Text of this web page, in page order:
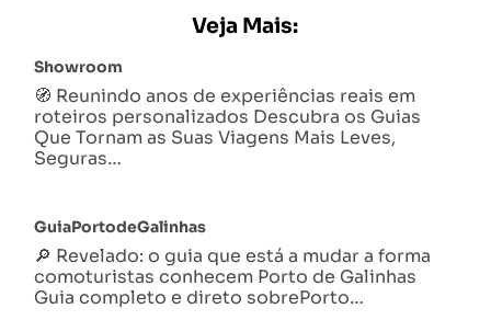
Veja Mais:
Showroom
🧭 Reunindo anos de experiências reais em
roteiros personalizados Descubra os Guias
Que Tornam as Suas Viagens Mais Leves,
Seguras…
GuiaPortodeGalinhas
🔎 Revelado: o guia que está a mudar a forma
comoturistas conhecem Porto de Galinhas
Guia completo e direto sobrePorto…